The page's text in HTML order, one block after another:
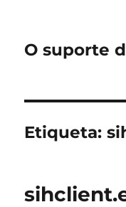
O suporte
Etiqueta: